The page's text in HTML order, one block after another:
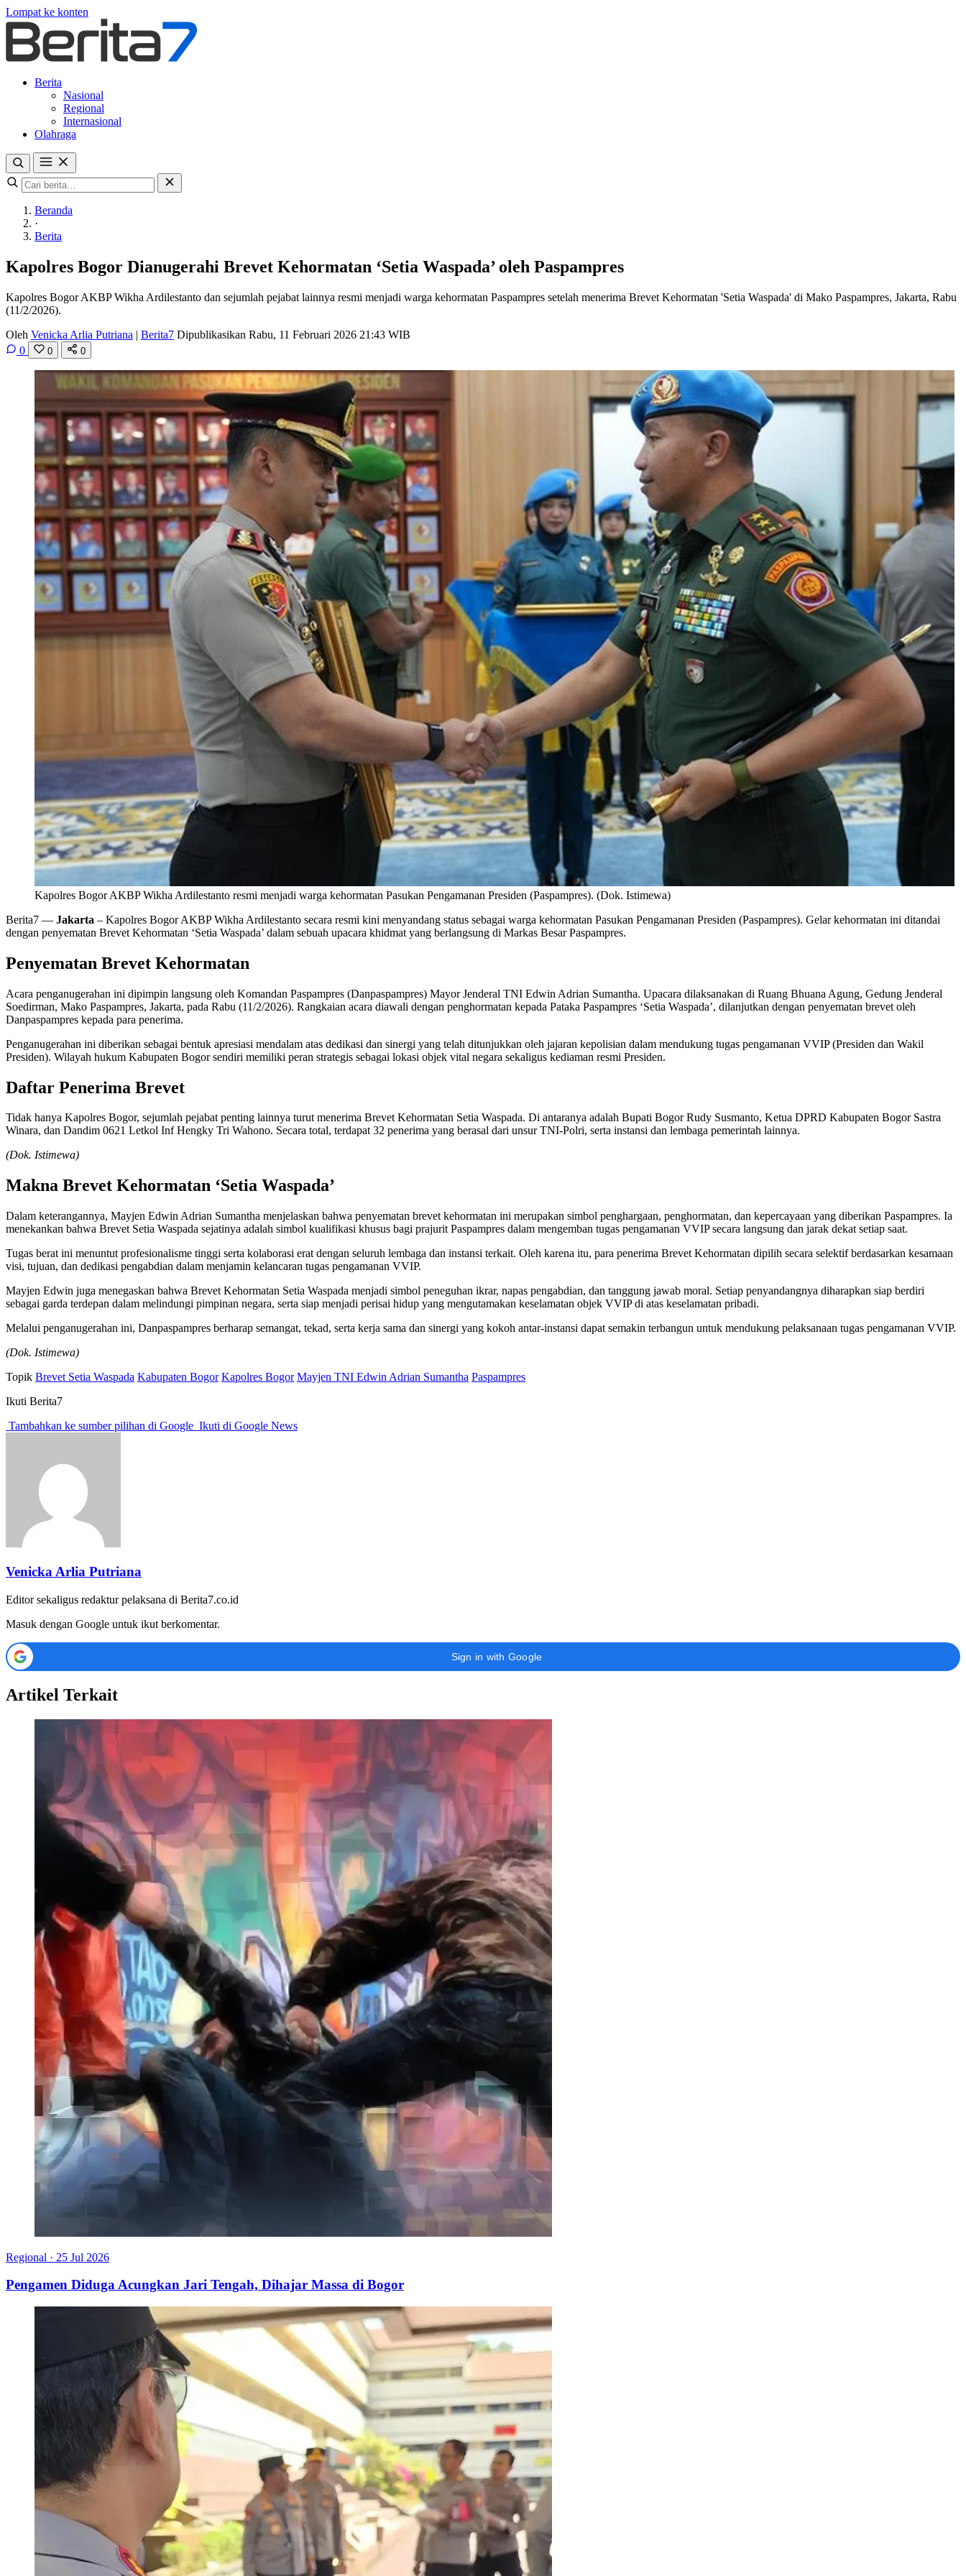
Lompat ke konten
Berita
Nasional
Regional
Internasional
Olahraga
Beranda
·
Berita
Kapolres Bogor Dianugerahi Brevet Kehormatan ‘Setia Waspada’ oleh Paspampres
Kapolres Bogor AKBP Wikha Ardilestanto dan sejumlah pejabat lainnya resmi menjadi warga kehormatan Paspampres setelah menerima Brevet Kehormatan 'Setia Waspada' di Mako Paspampres, Jakarta, Rabu
(11/2/2026).
Oleh Venicka Arlia Putriana | Berita7 Dipublikasikan Rabu, 11 Februari 2026 21:43 WIB
0
0 0
Kapolres Bogor AKBP Wikha Ardilestanto resmi menjadi warga kehormatan Pasukan Pengamanan Presiden (Paspampres). (Dok. Istimewa)
Berita7 — Jakarta – Kapolres Bogor AKBP Wikha Ardilestanto secara resmi kini menyandang status sebagai warga kehormatan Pasukan Pengamanan Presiden (Paspampres). Gelar kehormatan ini ditandai
dengan penyematan Brevet Kehormatan ‘Setia Waspada’ dalam sebuah upacara khidmat yang berlangsung di Markas Besar Paspampres.
Penyematan Brevet Kehormatan
Acara penganugerahan ini dipimpin langsung oleh Komandan Paspampres (Danpaspampres) Mayor Jenderal TNI Edwin Adrian Sumantha. Upacara dilaksanakan di Ruang Bhuana Agung, Gedung Jenderal
Soedirman, Mako Paspampres, Jakarta, pada Rabu (11/2/2026). Rangkaian acara diawali dengan penghormatan kepada Pataka Paspampres ‘Setia Waspada’, dilanjutkan dengan penyematan brevet oleh
Danpaspampres kepada para penerima.
Penganugerahan ini diberikan sebagai bentuk apresiasi mendalam atas dedikasi dan sinergi yang telah ditunjukkan oleh jajaran kepolisian dalam mendukung tugas pengamanan VVIP (Presiden dan Wakil
Presiden). Wilayah hukum Kabupaten Bogor sendiri memiliki peran strategis sebagai lokasi objek vital negara sekaligus kediaman resmi Presiden.
Daftar Penerima Brevet
Tidak hanya Kapolres Bogor, sejumlah pejabat penting lainnya turut menerima Brevet Kehormatan Setia Waspada. Di antaranya adalah Bupati Bogor Rudy Susmanto, Ketua DPRD Kabupaten Bogor Sastra
Winara, dan Dandim 0621 Letkol Inf Hengky Tri Wahono. Secara total, terdapat 32 penerima yang berasal dari unsur TNI-Polri, serta instansi dan lembaga pemerintah lainnya.
(Dok. Istimewa)
Makna Brevet Kehormatan ‘Setia Waspada’
Dalam keterangannya, Mayjen Edwin Adrian Sumantha menjelaskan bahwa penyematan brevet kehormatan ini merupakan simbol penghargaan, penghormatan, dan kepercayaan yang diberikan Paspampres. Ia
menekankan bahwa Brevet Setia Waspada sejatinya adalah simbol kualifikasi khusus bagi prajurit Paspampres dalam mengemban tugas pengamanan VVIP secara langsung dan jarak dekat setiap saat.
Tugas berat ini menuntut profesionalisme tinggi serta kolaborasi erat dengan seluruh lembaga dan instansi terkait. Oleh karena itu, para penerima Brevet Kehormatan dipilih secara selektif berdasarkan kesamaan
visi, tujuan, dan dedikasi pengabdian dalam menjamin kelancaran tugas pengamanan VVIP.
Mayjen Edwin juga menegaskan bahwa Brevet Kehormatan Setia Waspada menjadi simbol peneguhan ikrar, napas pengabdian, dan tanggung jawab moral. Setiap penyandangnya diharapkan siap berdiri
sebagai garda terdepan dalam melindungi pimpinan negara, serta siap menjadi perisai hidup yang mengutamakan keselamatan objek VVIP di atas keselamatan pribadi.
Melalui penganugerahan ini, Danpaspampres berharap semangat, tekad, serta kerja sama dan sinergi yang kokoh antar-instansi dapat semakin terbangun untuk mendukung pelaksanaan tugas pengamanan VVIP.
(Dok. Istimewa)
Topik Brevet Setia Waspada Kabupaten Bogor Kapolres Bogor Mayjen TNI Edwin Adrian Sumantha Paspampres
Ikuti Berita7
Tambahkan ke sumber pilihan di Google Ikuti di Google News
Venicka Arlia Putriana
Editor sekaligus redaktur pelaksana di Berita7.co.id
Masuk dengan Google untuk ikut berkomentar.
Sign in with Google
Artikel Terkait
Regional · 25 Jul 2026
Pengamen Diduga Acungkan Jari Tengah, Dihajar Massa di Bogor